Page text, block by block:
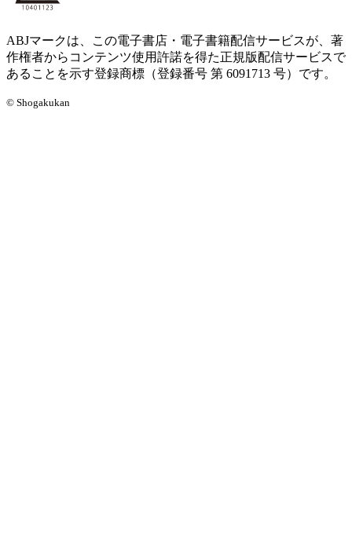
ABJマークは、この電子書店・電子書籍配信サービスが、著
作権者からコンテンツ使用許諾を得た正規版配信サービスで
あることを示す登録商標（登録番号 第 6091713 号）です。
© Shogakukan